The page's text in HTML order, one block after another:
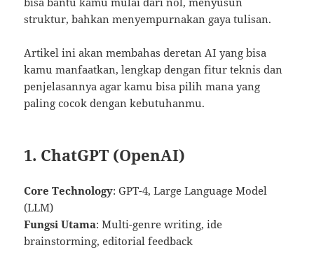
struktur, bahkan menyempurnakan gaya tulisan.
Artikel ini akan membahas deretan AI yang bisa
kamu manfaatkan, lengkap dengan fitur teknis dan
penjelasannya agar kamu bisa pilih mana yang
paling cocok dengan kebutuhanmu.
1. ChatGPT (OpenAI)
Core Technology: GPT-4, Large Language Model
(LLM)
Fungsi Utama: Multi-genre writing, ide
brainstorming, editorial feedback